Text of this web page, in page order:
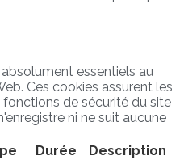
essentiels au
Ces cookies assurent les
de sécurité du site
ni ne suit aucune
Durée Description